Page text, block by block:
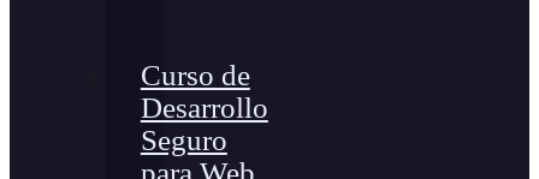
Curso de
Desarrollo
Seguro
para Web